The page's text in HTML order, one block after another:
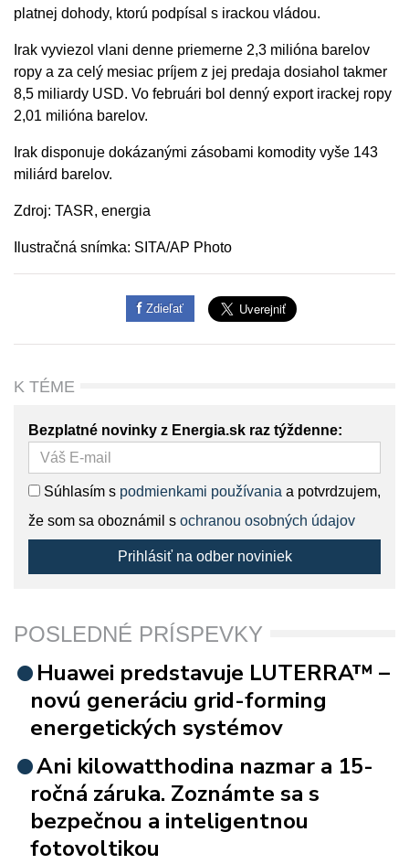
platnej dohody, ktorú podpísal s irackou vládou.
Irak vyviezol vlani denne priemerne 2,3 milióna barelov
ropy a za celý mesiac príjem z jej predaja dosiahol takmer
8,5 miliardy USD. Vo februári bol denný export irackej ropy
2,01 milióna barelov.
Irak disponuje dokázanými zásobami komodity vyše 143
miliárd barelov.
Zdroj: TASR, energia
Ilustračná snímka: SITA/AP Photo
Zdieľať
K TÉME
Bezplatné novinky z Energia.sk raz týždenne:
Súhlasím s podmienkami používania a potvrdzujem,
že som sa oboznámil s ochranou osobných údajov
Prihlásiť na odber noviniek
POSLEDNÉ PRÍSPEVKY
Huawei predstavuje LUTERRA™ –
novú generáciu grid-forming
energetických systémov
Ani kilowatthodina nazmar a 15-
ročná záruka. Zoznámte sa s
bezpečnou a inteligentnou
fotovoltikou